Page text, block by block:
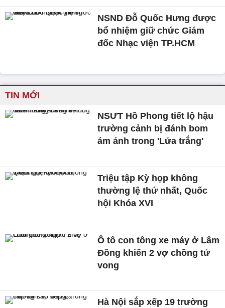
NSND Đỗ Quốc Hưng được
bổ nhiệm giữ chức Giám
đốc Nhạc viện TP.HCM
TIN MỚI
NSƯT Hồ Phong tiết lộ hậu
trường cảnh bị đánh bom
ám ảnh trong 'Lửa trắng'
Triệu tập Kỳ họp không
thường lệ thứ nhất, Quốc
hội Khóa XVI
Ô tô con tông xe máy ở Lâm
Đồng khiến 2 vợ chồng tử
vong
Hà Nội sắp xếp 19 trường